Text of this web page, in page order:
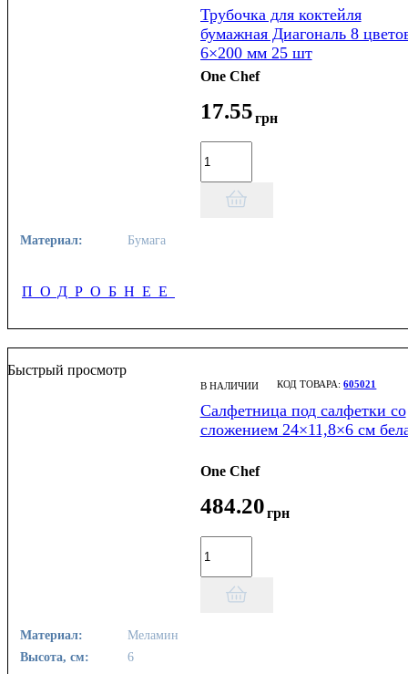
Трубочка для коктейля
бумажная Диагональ 8
6×200 мм 25 шт
One Chef
17.55грн
Материал: Бумага
ПОДРОБНЕЕ
Быстрый просмотр
В НАЛИЧИИ 605021
Салфетница под салфетки со
сложением 24×11,8×6 см
One Chef
484.20грн
Материал:
Меламин
Высота, см:
6